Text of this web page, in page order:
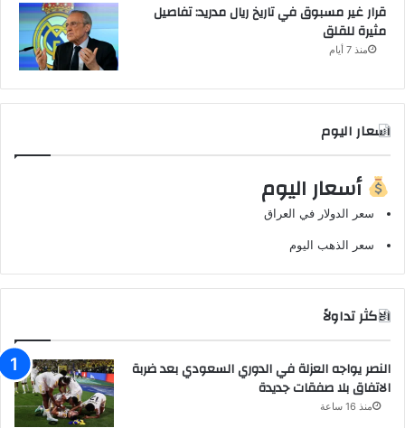
قرار غير مسبوق في تاريخ ريال مدريد: تفاصيل
مثيرة للقلق
منذ 7 أيام
اسعار اليوم
أسعار اليوم
سعر الدولار في العراق
سعر الذهب اليوم
الاكثر تداولاً
النصر يواجه العزلة في الدوري السعودي بعد ضربة
الاتفاق بلا صفقات جديدة
منذ 16 ساعة